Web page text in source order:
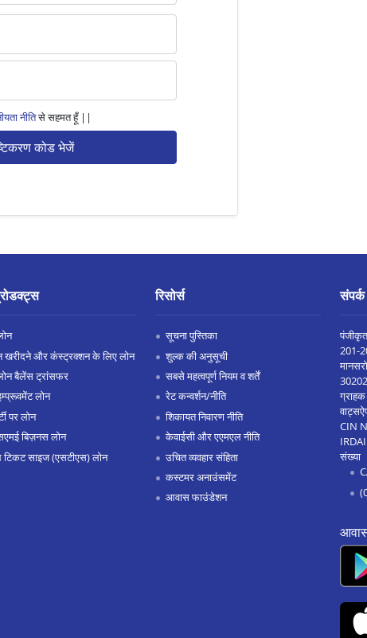
नीतिसे सहमत हूँ ||
कोड भेजें
खरीदने और कंस्ट्रक्शन के लिए लोन
बैलेंस ट्रांसफर
लोन
पर लोन
बिज़नस लोन
टिकट साइज (एसटीएस) लोन
रिसोर्स
सूचना पुस्तिका
शुल्क की अनुसूची
सबसे महत्वपूर्ण नियम व शर्तें
रेट कन्वर्शन/नीति
शिकायत निवारण नीति
केवाईसी और एएमएल नीति
उचित व्यवहार संहिता
कस्टमर अनाउंसमेंट
आवास फाउंडेशन
पंजीकृत
201-
CIN
संख्या